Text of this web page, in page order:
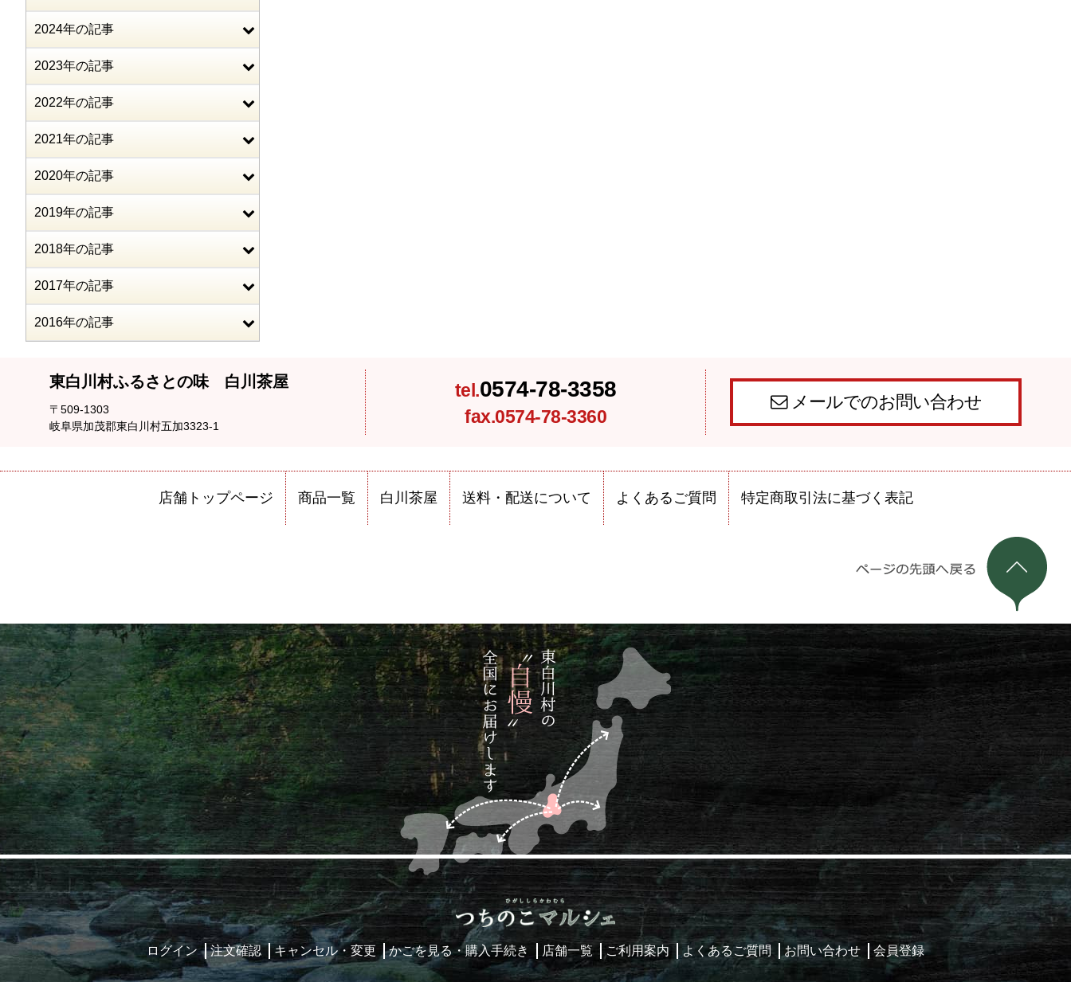
2024年の記事
2023年の記事
2022年の記事
2021年の記事
2020年の記事
2019年の記事
2018年の記事
2017年の記事
2016年の記事
東白川村ふるさとの味 白川茶屋
〒509-1303
岐阜県加茂郡東白川村五加3323-1
tel.0574-78-3358
fax.0574-78-3360
メールでのお問い合わせ
店舗トップページ 商品一覧 白川茶屋 送料・配送について よくあるご質問 特定商取引法に基づく表記
ログイン 注文確認 キャンセル・変更 かごを見る・購入手続き 店舗一覧 ご利用案内 よくあるご質問 お問い合わせ 会員登録